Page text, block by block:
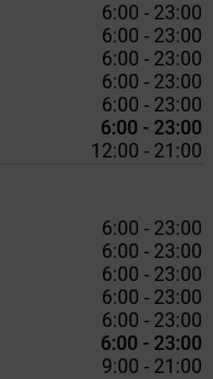
6:00 - 23:00
6:00 - 23:00
6:00 - 23:00
6:00 - 23:00
6:00 - 23:00
6:00 - 23:00
12:00 - 21:00
6:00 - 23:00
6:00 - 23:00
6:00 - 23:00
6:00 - 23:00
6:00 - 23:00
6:00 - 23:00
9:00 - 21:00